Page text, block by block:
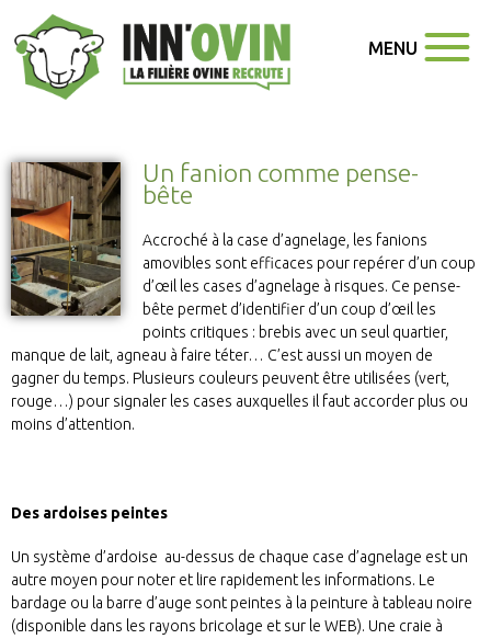
MENU
Un fanion comme pense-
bête
Accroché à la case d’agnelage, les fanions
amovibles sont efficaces pour repérer d’un coup
d’œil les cases d’agnelage à risques. Ce pense-
bête permet d’identifier d’un coup d’œil les
points critiques : brebis avec un seul quartier,
manque de lait, agneau à faire téter… C’est aussi un moyen de
gagner du temps. Plusieurs couleurs peuvent être utilisées (vert,
rouge…) pour signaler les cases auxquelles il faut accorder plus ou
moins d’attention.
Des ardoises peintes
Un système d’ardoise au-dessus de chaque case d’agnelage est un
autre moyen pour noter et lire rapidement les informations. Le
bardage ou la barre d’auge sont peintes à la peinture à tableau noire
(disponible dans les rayons bricolage et sur le WEB). Une craie à